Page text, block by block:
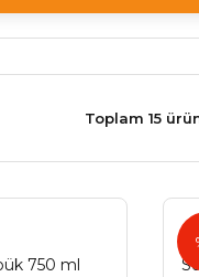
Toplam 15
750 ml